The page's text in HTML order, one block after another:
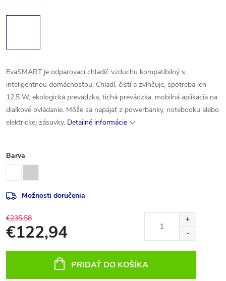
EvaSMART je odparovací chladič vzduchu kompatibilný s
inteligentnou domácnosťou. Chladí, čistí a zvlhčuje, spotreba len
12,5 W, ekologická prevádzka, tichá prevádzka, mobilná aplikácia na
diaľkové ovládanie. Môže sa napájať z powerbanky, notebooku alebo
elektrickej zásuvky. Detailné informácie
Barva
Možnosti doručenia
€235,58
€122,94
PRIDAŤ DO KOŠÍKA